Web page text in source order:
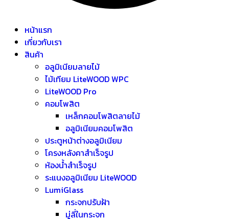
หน้าแรก
เกี่ยวกับเรา
สินค้า
อลูมิเนียมลายไม้
ไม้เทียม LiteWOOD WPC
LiteWOOD Pro
คอมโพสิต
เหล็กคอมโพสิตลายไม้
อลูมิเนียมคอมโพสิต
ประตูหน้าต่างอลูมิเนียม
โครงหลังคาสำเร็จรูป
ห้องน้ำสำเร็จรูป
ระแนงอลูมิเนียม LiteWOOD
LumiGlass
กระจกปรับฝ้า
มู่ลี่ในกระจก